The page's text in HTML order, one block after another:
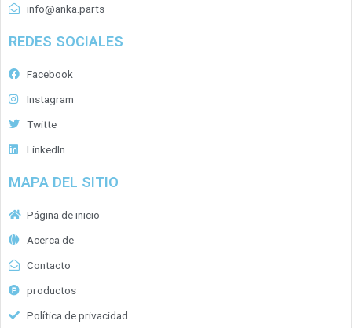
info@anka.parts
REDES SOCIALES
Facebook
Instagram
Twitte
LinkedIn
MAPA DEL SITIO
Página de inicio
Acerca de
Contacto
productos
Política de privacidad